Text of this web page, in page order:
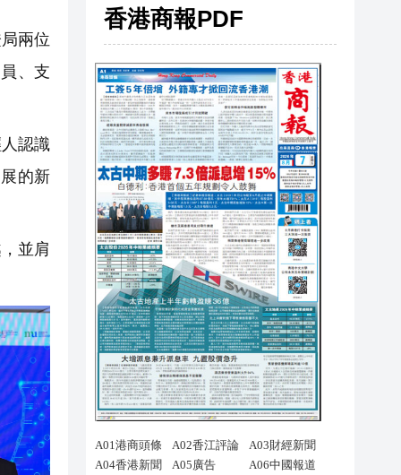
兩位
、支
認識
的新
並肩
香港商報PDF